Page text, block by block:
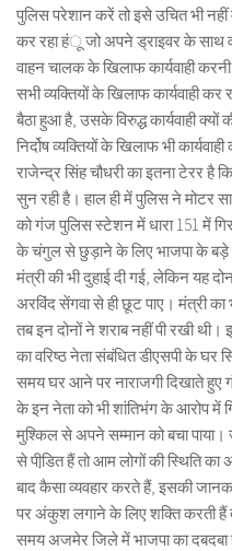
पुलिस परेशान करें तो इसे उचित भी नहीं
कर रहा हंू जो अपने ड्राइवर के साथ
वाहन चालक के खिलाफ कार्यवाही
सभी व्यक्तियों के खिलाफ कार्यवाही
बैठा हुआ है, उसके विरुद्ध कार्यवाही
निर्दोष व्यक्तियों के खिलाफ भी
राजेन्द्र सिंह चौधरी का इतना टेरर है
सुन रही है। हाल ही में पुलिस ने मोटर
को गंज पुलिस स्टेशन में धारा 151 में
के चंगुल से छुड़ाने के लिए भाजपा के बड़े
मंत्री की भी दुहाई दी गई, लेकिन यह
अरविंद सेंगवा से ही छूट पाए। मंत्री
तब इन दोनों ने शराब नहीं पी रखी
का वरिष्ठ नेता संबंधित डीएसपी के घर
समय घर आने पर नाराजगी दिखाते हुए
के इन नेता को भी शांतिभंग के आरोप में
मुश्किल से अपने सम्मान को बचा पाया।
से पीडि़त हैं तो आम लोगों की स्थिति
बाद कैसा व्यवहार करते हैं, इसकी
पर अंकुश लगाने के लिए शक्ति करती हैं
समय अजमेर जिले में भाजपा का दबदबा